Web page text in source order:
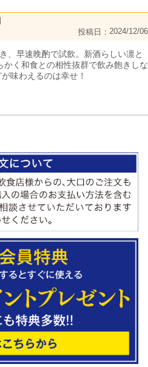
投稿日 2024/12/06
、早速晩酌で試飲。新酒らしい凛と
かく和食との相性抜群で飲み飽きしな
味わえるのは幸せ！